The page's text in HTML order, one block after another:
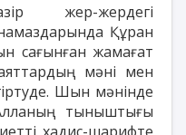
жер-жердегі
Құран
сағынған жамағат
мәні мен
Шын мәнінде
тыныштығы
хадис-шарифте